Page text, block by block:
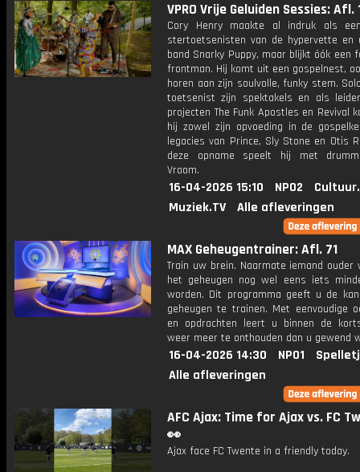
VPRO Vrije Geluiden Sessies: Afl.
Cory Henry maakte al indruk als
stertoetsenisten van de hypervette en
band Snarky Puppy, maar blijkt óók een
frontman. Hij komt uit een gospelnest,
horen aan zijn soulvolle, funky stem.
toetsenist zijn spektakels en als
projecten The Funk Apostles en Revival
hij zowel zijn opvoeding in de
legacies van Prince, Sly Stone en Otis
deze opname speelt hij met
Vroom.
16-04-2026 15:10 NPO2
Muziek.TV
Alle afleveringen
MAX Geheugentrainer: Afl. 71
Train uw brein. Naarmate iemand ouder
het geheugen nog wel eens iets
worden. Dit programma geeft u de
geheugen te trainen. Met eenvoudige
en opdrachten leert u binnen de
weer meer te onthouden dan u gewend
16-04-2026 14:30 NPO1
Alle afleveringen
AFC Ajax: Time for Ajax vs. FC
👀
Ajax face FC Twente in a friendly today.